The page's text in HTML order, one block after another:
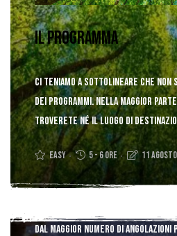
Il Programma
Ci teniamo a sottolineare che non
dei programmi.Nella maggior
troverete né il luogo di
sulla durata, ma soltanto la
partenza..scopri di più!
Easy 5 - 6 ore 11
Camping Floriane
dal maggior numero di angolazioni